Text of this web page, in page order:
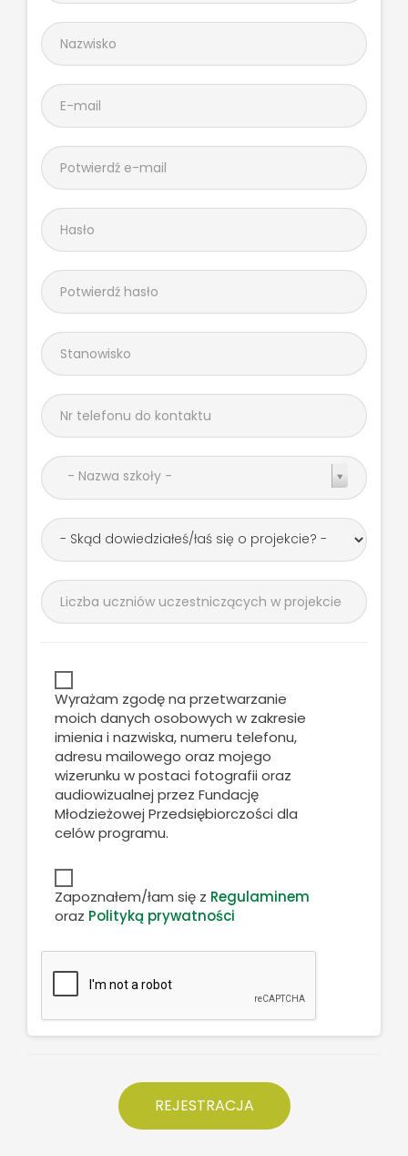
- Nazwa szkoły -
Wyrażam zgodę na przetwarzanie
moich danych osobowych w zakresie
imienia i nazwiska, numeru telefonu,
adresu mailowego oraz mojego
wizerunku w postaci fotografii oraz
audiowizualnej przez Fundację
Młodzieżowej Przedsiębiorczości dla
celów programu.
Zapoznałem/łam się z Regulaminem
oraz Polityką prywatności